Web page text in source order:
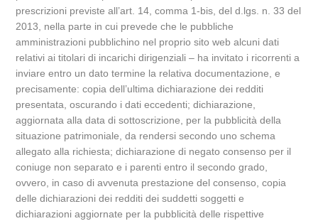
prescrizioni previste all’art. 14, comma 1-bis, del d.lgs. n. 33 del
2013, nella parte in cui prevede che le pubbliche
amministrazioni pubblichino nel proprio sito web alcuni dati
relativi ai titolari di incarichi dirigenziali – ha invitato i ricorrenti a
inviare entro un dato termine la relativa documentazione, e
precisamente: copia dell’ultima dichiarazione dei redditi
presentata, oscurando i dati eccedenti; dichiarazione,
aggiornata alla data di sottoscrizione, per la pubblicità della
situazione patrimoniale, da rendersi secondo uno schema
allegato alla richiesta; dichiarazione di negato consenso per il
coniuge non separato e i parenti entro il secondo grado,
ovvero, in caso di avvenuta prestazione del consenso, copia
delle dichiarazioni dei redditi dei suddetti soggetti e
dichiarazioni aggiornate per la pubblicità delle rispettive